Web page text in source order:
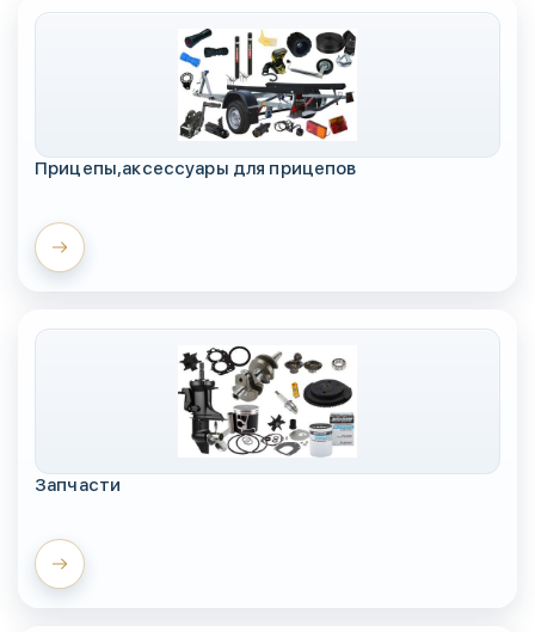
Прицепы,аксессуары для прицепов
Запчасти